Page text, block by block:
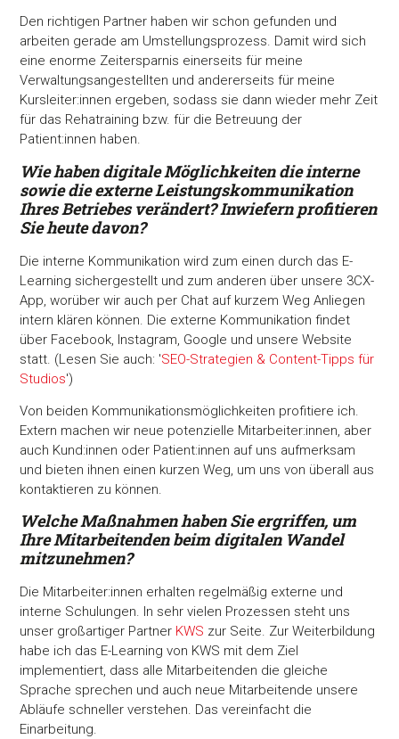
Den richtigen Partner haben wir schon gefunden und
arbeiten gerade am Umstellungsprozess. Damit wird sich
eine enorme Zeitersparnis einerseits für meine
Verwaltungsangestellten und andererseits für meine
Kursleiter:innen ergeben, sodass sie dann wieder mehr Zeit
für das Rehatraining bzw. für die Betreuung der
Patient:innen haben.
Wie haben digitale Möglichkeiten die interne
sowie die externe Leistungskommunikation
Ihres Betriebes verändert? Inwiefern profitieren
Sie heute davon?
Die interne Kommunikation wird zum einen durch das E-
Learning sichergestellt und zum anderen über unsere 3CX-
App, worüber wir auch per Chat auf kurzem Weg Anliegen
intern klären können. Die externe Kommunikation findet
über Facebook, Instagram, Google und unsere Website
statt. (Lesen Sie auch: 'SEO-Strategien & Content-Tipps für
Studios')
Von beiden Kommunikationsmöglichkeiten profitiere ich.
Extern machen wir neue potenzielle Mitarbeiter:innen, aber
auch Kund:innen oder Patient:innen auf uns aufmerksam
und bieten ihnen einen kurzen Weg, um uns von überall aus
kontaktieren zu können.
Welche Maßnahmen haben Sie ergriffen, um
IhreMitarbeitenden beim digitalen Wandel
mitzunehmen?
Die Mitarbeiter:innen erhalten regelmäßig externe und
interne Schulungen. In sehr vielen Prozessen steht uns
unser großartiger Partner KWS zur Seite. Zur Weiterbildung
habe ich das E-Learning von KWS mit dem Ziel
implementiert, dass alle Mitarbeitenden die gleiche
Sprache sprechen und auch neue Mitarbeitende unsere
Abläufe schneller verstehen. Das vereinfacht die
Einarbeitung.